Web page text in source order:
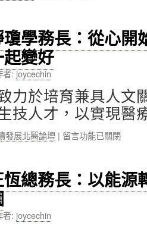
素
養〉
老」
到
「獨
高
齡
友
社
共
同
朱
娟
秀
副
校
長：
北
醫
大
推
的
情
感
使
瓊學務長：從心
變好
者: joycechin
力於培育兼具人文
技人才，以實現
發展北醫論壇 | 在
王
靜
瓊
留言功能已關閉
恆總務長：以能
者: joycechin